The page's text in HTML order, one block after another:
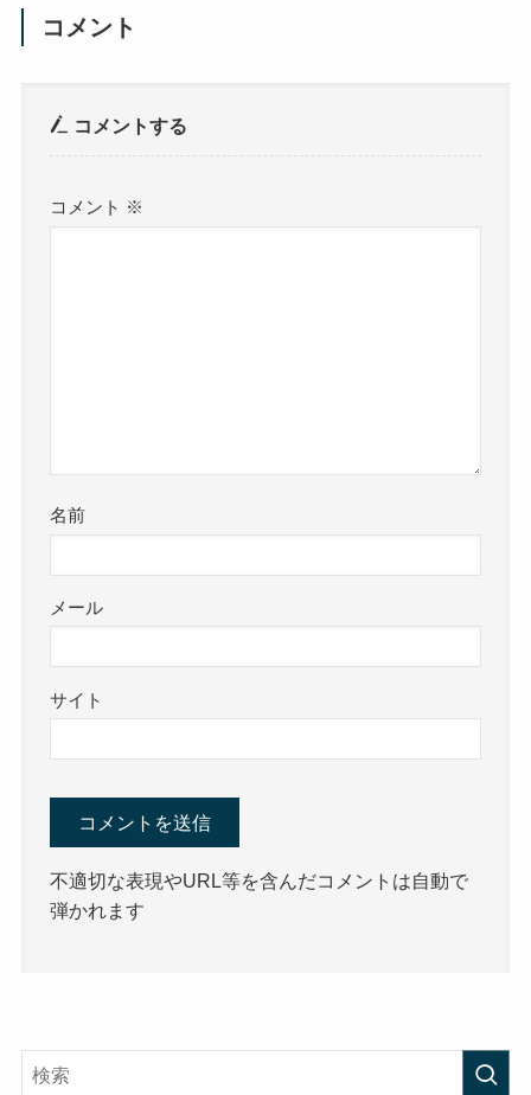
コメント
コメントする
コメント ※
名前
メール
サイト
不適切な表現やURL等を含んだコメントは自動で
弾かれます